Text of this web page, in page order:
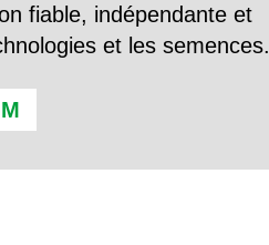
fiable, indépendante et
et les semences.